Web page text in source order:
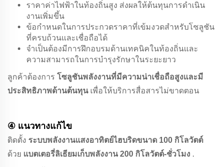
ราคาค่าไฟฟ้าในท้องถิ่นสูง ส่งผลให้ต้นทุนการดำเนิน
งานเพิ่มขึ้น
ข้อกำหนดในการประกวดราคาที่เข้มงวดสำหรับโซลูชัน
ที่ครบถ้วนและเชื่อถือได้
จำเป็นต้องมีการฝึกอบรมด้านเทคนิคในท้องถิ่นและ
ความสามารถในการบำรุงรักษาในระยะยาว
ลูกค้าต้องการ โซลูชันพลังงานที่มีความน่าเชื่อถือสูงและมี
ประสิทธิภาพด้านต้นทุน เพื่อให้บริการสื่อสารไม่ขาดตอน
④ แนวทางแก้ไข
ติดตั้ง ระบบพลังงานแสงอาทิตย์ไฮบริดขนาด 100 กิโลวัตต์
ด้วย แบตเตอรี่ลิเธียมเก็บพลังงาน 200 กิโลวัตต์-ชั่วโมง .